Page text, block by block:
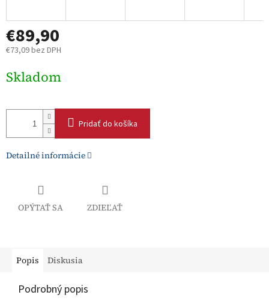
€89,90
€73,09 bez DPH
cena:
Skladom
Pridať do košíka
Detailné informácie
OPÝTAŤ SA ZDIEĽAŤ
Popis Diskusia
Podrobný popis